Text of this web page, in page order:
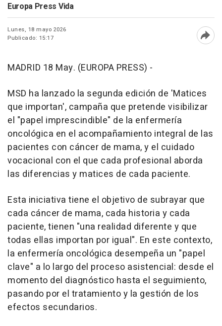
Europa Press Vida
Lunes, 18 mayo 2026
Publicado: 15:17
MADRID 18 May. (EUROPA PRESS) -
MSD ha lanzado la segunda edición de 'Matices
que importan', campaña que pretende visibilizar
el "papel imprescindible" de la enfermería
oncológica en el acompañamiento integral de las
pacientes con cáncer de mama, y el cuidado
vocacional con el que cada profesional aborda
las diferencias y matices de cada paciente.
Esta iniciativa tiene el objetivo de subrayar que
cada cáncer de mama, cada historia y cada
paciente, tienen "una realidad diferente y que
todas ellas importan por igual". En este contexto,
la enfermería oncológica desempeña un "papel
clave" a lo largo del proceso asistencial: desde el
momento del diagnóstico hasta el seguimiento,
pasando por el tratamiento y la gestión de los
efectos secundarios.